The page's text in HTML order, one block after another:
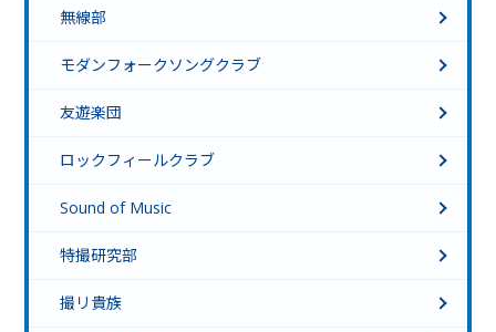
無線部
モダンフォークソングクラブ
友遊楽団
ロックフィールクラブ
Sound of Music
特撮研究部
撮リ貴族